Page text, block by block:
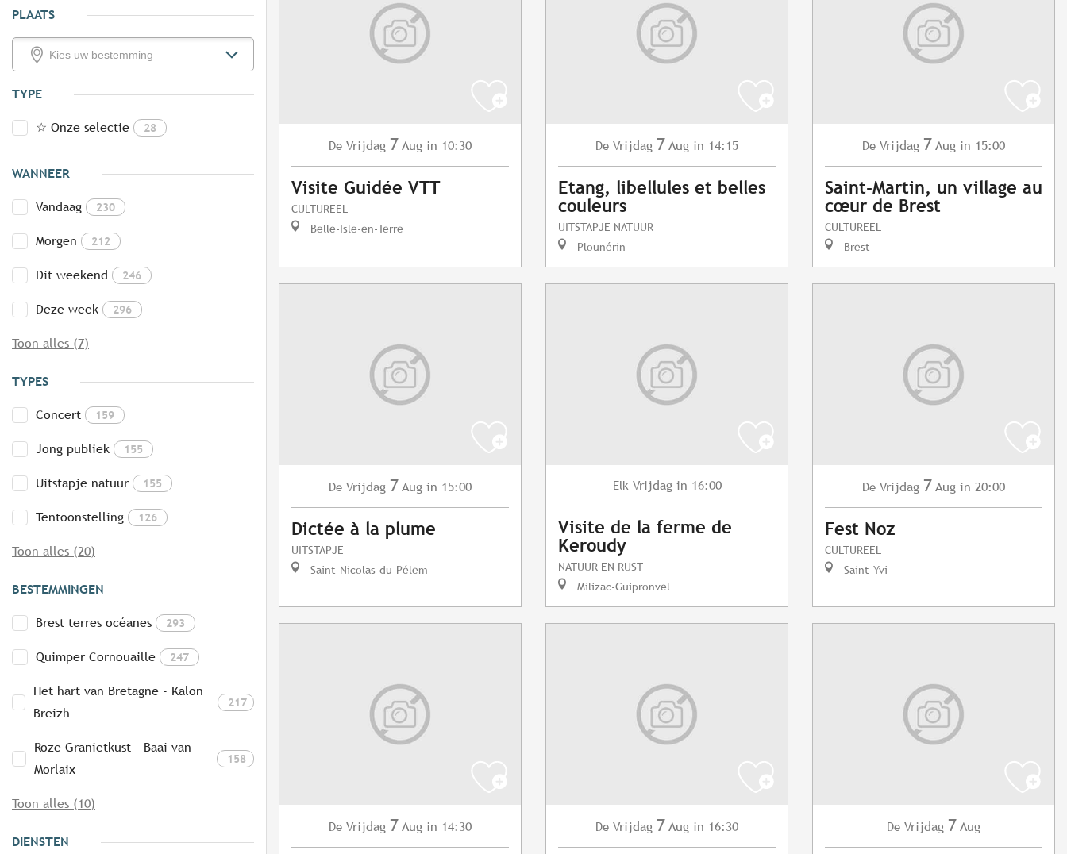
PLAATS
TYPE
☆ Onze selectie 28
WANNEER
Vandaag 230
Morgen 212
Dit weekend 246
Deze week 296
Toon alles (7)
TYPES
Concert 159
Jong publiek 155
Uitstapje natuur 155
Tentoonstelling 126
Toon alles (20)
BESTEMMINGEN
Brest terres océanes 293
Quimper Cornouaille 247
Het hart van Bretagne - Kalon
Breizh
217
Roze Granietkust - Baai van
Morlaix
158
Toon alles (10)
DIENSTEN
De Vrijdag 7 Aug in 10:30
Visite Guidée VTT
CULTUREEL
Belle-Isle-en-Terre
De Vrijdag 7 Aug in 14:15
Etang, libellules et belles
couleurs
UITSTAPJE NATUUR
Plounérin
De Vrijdag 7 Aug in 15:00
Saint-Martin, un village au
cœur de Brest
CULTUREEL
Brest
De Vrijdag 7 Aug in 15:00
Dictée à la plume
UITSTAPJE
Saint-Nicolas-du-Pélem
Elk Vrijdag in 16:00
Visite de la ferme de
Keroudy
NATUUR EN RUST
Milizac-Guipronvel
De Vrijdag 7 Aug in 20:00
Fest Noz
CULTUREEL
Saint-Yvi
De Vrijdag 7 Aug in 14:30 De Vrijdag 7 Aug in 16:30 De Vrijdag 7 Aug